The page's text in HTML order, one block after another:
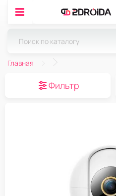
Главная
Фильтр